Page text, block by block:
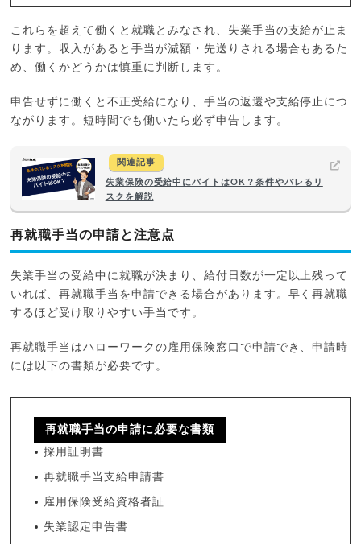
これらを超えて働くと就職とみなされ、失業手当の支給が止ま
ります。収入があると手当が減額・先送りされる場合もあるた
め、働くかどうかは慎重に判断します。
申告せずに働くと不正受給になり、手当の返還や支給停止につ
ながります。短時間でも働いたら必ず申告します。
関連記事
失業保険の受給中にバイトはOK？条件やバレるリ
スクを解説
再就職手当の申請と注意点
失業手当の受給中に就職が決まり、給付日数が一定以上残って
いれば、再就職手当を申請できる場合があります。早く再就職
するほど受け取りやすい手当です。
再就職手当はハローワークの雇用保険窓口で申請でき、申請時
には以下の書類が必要です。
再就職手当の申請に必要な書類
採用証明書
再就職手当支給申請書
雇用保険受給資格者証
失業認定申告書